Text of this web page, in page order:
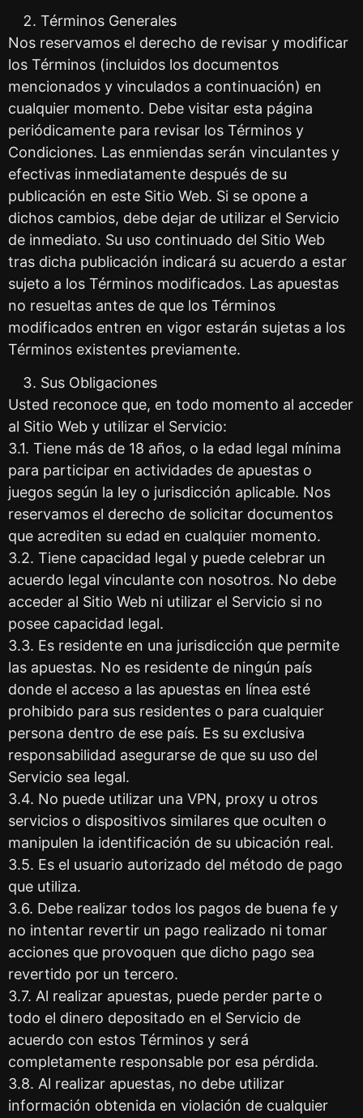
Términos Generales
Nos reservamos el derecho de revisar y modificar
los Términos (incluidos los documentos
mencionados y vinculados a continuación) en
cualquier momento. Debe visitar esta página
periódicamente para revisar los Términos y
Condiciones. Las enmiendas serán vinculantes y
efectivas inmediatamente después de su
publicación en este Sitio Web. Si se opone a
dichos cambios, debe dejar de utilizar el Servicio
de inmediato. Su uso continuado del Sitio Web
tras dicha publicación indicará su acuerdo a estar
sujeto a los Términos modificados. Las apuestas
no resueltas antes de que los Términos
modificados entren en vigor estarán sujetas a los
Términos existentes previamente.
Sus Obligaciones
Usted reconoce que, en todo momento al acceder
al Sitio Web y utilizar el Servicio:
3.1. Tiene más de 18 años, o la edad legal mínima
para participar en actividades de apuestas o
juegos según la ley o jurisdicción aplicable. Nos
reservamos el derecho de solicitar documentos
que acrediten su edad en cualquier momento.
3.2. Tiene capacidad legal y puede celebrar un
acuerdo legal vinculante con nosotros. No debe
acceder al Sitio Web ni utilizar el Servicio si no
posee capacidad legal.
3.3. Es residente en una jurisdicción que permite
las apuestas. No es residente de ningún país
donde el acceso a las apuestas en línea esté
prohibido para sus residentes o para cualquier
persona dentro de ese país. Es su exclusiva
responsabilidad asegurarse de que su uso del
Servicio sea legal.
3.4. No puede utilizar una VPN, proxy u otros
servicios o dispositivos similares que oculten o
manipulen la identificación de su ubicación real.
3.5. Es el usuario autorizado del método de pago
que utiliza.
3.6. Debe realizar todos los pagos de buena fe y
no intentar revertir un pago realizado ni tomar
acciones que provoquen que dicho pago sea
revertido por un tercero.
3.7. Al realizar apuestas, puede perder parte o
todo el dinero depositado en el Servicio de
acuerdo con estos Términos y será
completamente responsable por esa pérdida.
3.8. Al realizar apuestas, no debe utilizar
información obtenida en violación de cualquier